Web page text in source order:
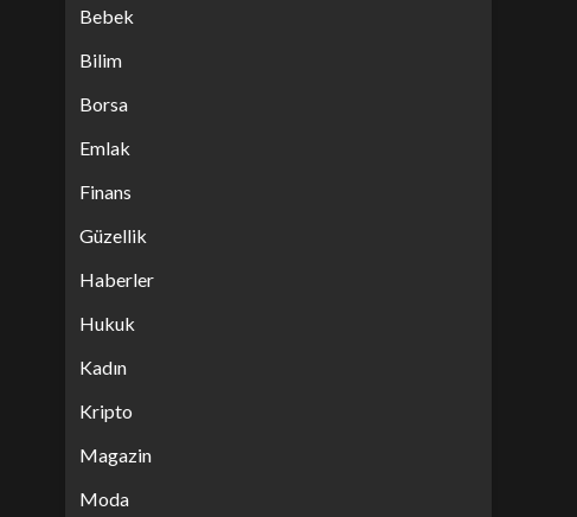
Bebek
Bilim
Borsa
Emlak
Finans
Güzellik
Haberler
Hukuk
Kadın
Kripto
Magazin
Moda